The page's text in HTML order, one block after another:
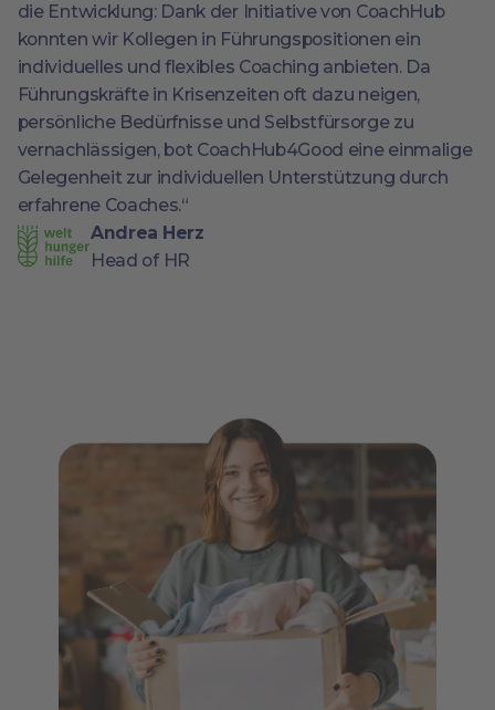
die Entwicklung: Dank der Initiative von CoachHub
konnten wir Kollegen in Führungspositionen ein
individuelles und flexibles Coaching anbieten. Da
Führungskräfte in Krisenzeiten oft dazu neigen,
persönliche Bedürfnisse und Selbstfürsorge zu
vernachlässigen, bot CoachHub4Good eine einmalige
Gelegenheit zur individuellen Unterstützung durch
erfahrene Coaches.“
Andrea Herz
Head of HR